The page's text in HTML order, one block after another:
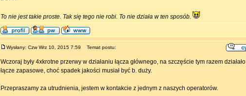
To nie jest takie proste. Tak się tego nie robi. To nie działa w ten sposób.
Wysłany: Czw Wrz 10, 2015 7:59 Temat postu:
Wczoraj były 4xkrotne przerwy w działaniu łącza głównego, na szczęście tym razem działało
łącze zapasowe, choć spadek jakości musiał być b. duży.
Przepraszamy za utrudnienia, jestem w kontakcie z jednym z naszych operatorów.